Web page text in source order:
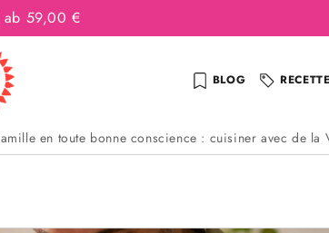
ab 59,00 €
BLOG
en toute bonne conscience : cuisiner avec de la